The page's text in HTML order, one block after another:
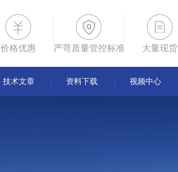
价格优惠 严苛质量管控标准 大量现货
技术文章 资料下载 视频中心